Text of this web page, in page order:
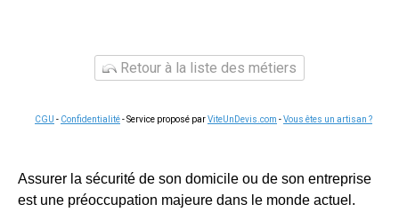
Retour à la liste des métiers
CGU - Confidentialité- Service proposé parViteUnDevis.com -Vous êtes un artisan ?
Assurer la sécurité de son domicile ou de son entreprise
est une préoccupation majeure dans le monde actuel.